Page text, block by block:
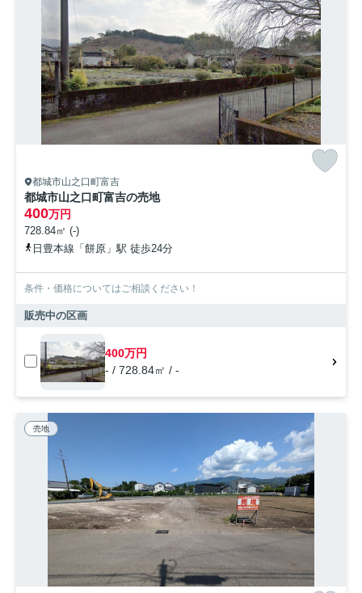
都城市山之口町富吉
都城市山之口町富吉の売地
400万円
728.84㎡ (-)
日豊本線「餅原」駅 徒歩24分
条件・価格についてはご相談ください！
販売中の区画
400万円
- / 728.84㎡ / -
売地